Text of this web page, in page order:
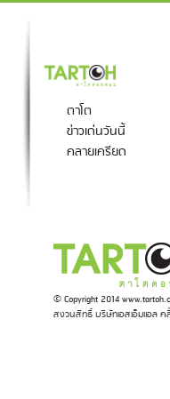
ตาโต
ข่าวเด่นวันนี้
คลายเครียด
© Copyright 2014
สงวนสิทธิ์ บริษัทเอสเอ็มแอล ค